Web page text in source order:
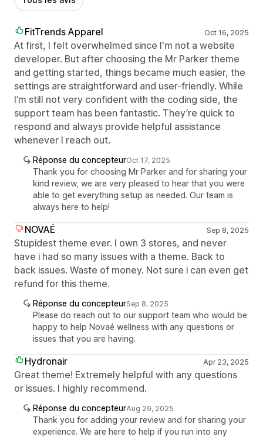
FitTrends Apparel Oct 16, 2025
At first, I felt overwhelmed since I'm not a website
developer. But after choosing the Mr Parker theme
and getting started, things became much easier, the
settings are straightforward and user-friendly. While
I’m still not very confident with the coding side, the
support team has been fantastic. They’re quick to
respond and always provide helpful assistance
whenever I reach out.
Réponse du concepteurOct 17, 2025
Thank you for choosing Mr Parker and for sharing your
kind review, we are very pleased to hear that you were
able to get everything setup as needed. Our team is
always here to help!
NOVAÉ Sep 8, 2025
Stupidest theme ever. I own 3 stores, and never
have i had so many issues with a theme. Back to
back issues. Waste of money. Not sure i can even get
refund for this theme.
Réponse du concepteurSep 8, 2025
Please do reach out to our support team who would be
happy to help Novaé wellness with any questions or
issues that you are having.
Hydronair Apr 23, 2025
Great theme! Extremely helpful with any questions
or issues. I highly recommend.
Réponse du concepteurAug 29, 2025
Thank you for adding your review and for sharing your
experience. We are here to help if you run into any